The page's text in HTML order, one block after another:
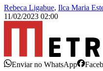
Rebeca Ligabue, Ilca Maria
11/02/2023 02:00
Enviar no WhatsApp